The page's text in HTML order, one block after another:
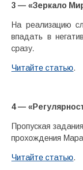
3 — «Зеркало
На реализацию
впадать в
сразу.
Читайте статью.
4 —
Пропуская
прохождения
Читайте статью.